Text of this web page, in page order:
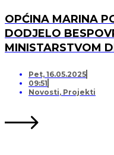
OPĆINA MARINA
DODJELO
MINISTARSTVOM
OPREMANJA
SVINCIMA
Pet, 16.05.2025
09:51
Novosti, Projekti